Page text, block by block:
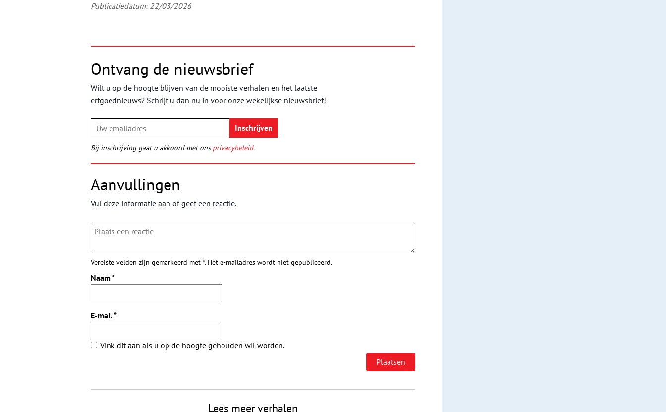
Publicatiedatum: 22/03/2026
Ontvang de nieuwsbrief
Wilt u op de hoogte blijven van de mooiste verhalen en het laatste
erfgoednieuws? Schrijf u dan nu in voor onze wekelijkse nieuwsbrief!
Bij inschrijving gaat u akkoord met ons privacybeleid.
Aanvullingen
Vul deze informatie aan of geef een reactie.
Vereiste velden zijn gemarkeerd met *. Het e-mailadres wordt niet gepubliceerd.
Naam *
E-mail*
Vink dit aan als u op de hoogte gehouden wil worden.
Lees meer verhalen